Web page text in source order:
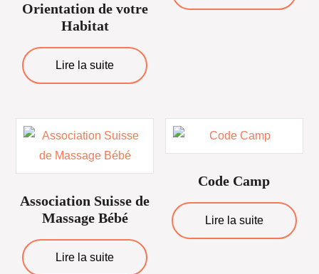
Orientation de votre
Habitat
Lire la suite
Association Suisse de
Massage Bébé
Lire la suite
Code Camp
Lire la suite